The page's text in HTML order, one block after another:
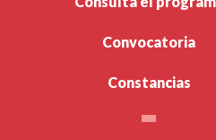
Convocatoria
Constancias